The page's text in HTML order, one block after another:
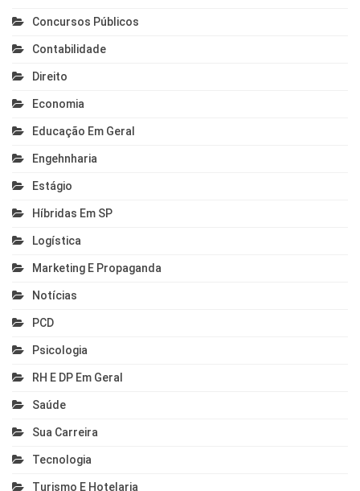
Concursos Públicos
Contabilidade
Direito
Economia
Educação Em Geral
Engehnharia
Estágio
Híbridas Em SP
Logística
Marketing E Propaganda
Notícias
PCD
Psicologia
RH E DP Em Geral
Saúde
Sua Carreira
Tecnologia
Turismo E Hotelaria